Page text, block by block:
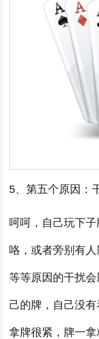
5、第五个原因：
呵呵，自己玩下
咯，或者旁别有
等等原因的干扰
己的牌，自己没
拿牌很紧，牌一